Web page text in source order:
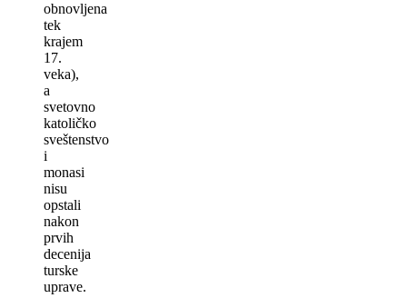
obnovljena
tek
krajem
17.
veka),
a
svetovno
katoličko
sveštenstvo
i
monasi
nisu
opstali
nakon
prvih
decenija
turske
uprave.